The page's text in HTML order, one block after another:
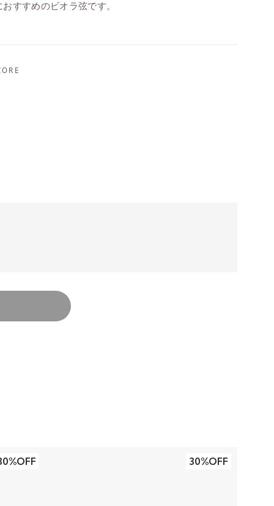
すすめのビオラ弦です。
30%OFF